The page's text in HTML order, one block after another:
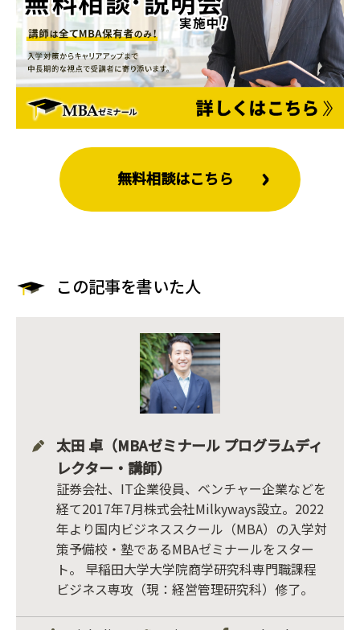
無料相談はこちら
この記事を書いた人
太田 卓（MBAゼミナール プログラムディ
レクター・講師）
証券会社、IT企業役員、ベンチャー企業などを
経て2017年7月株式会社Milkyways設立。2022
年より国内ビジネススクール（MBA）の入学対
策予備校・塾であるMBAゼミナールをスター
ト。 早稲田大学大学院商学研究科専門職課程
ビジネス専攻（現：経営管理研究科）修了。